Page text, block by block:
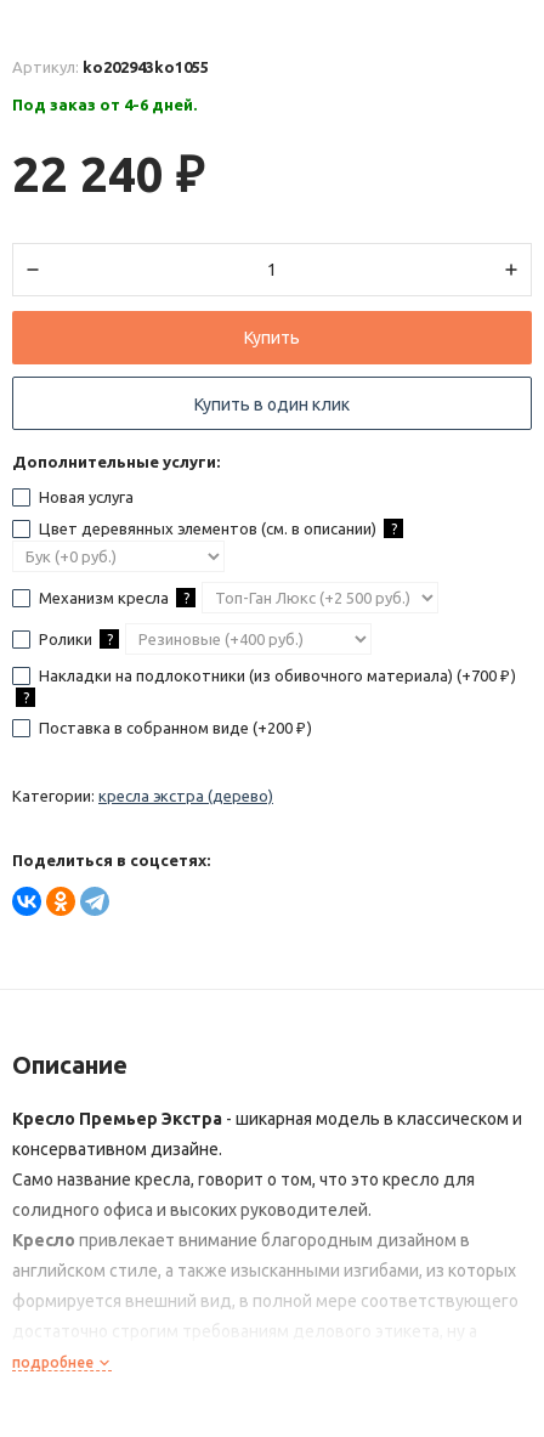
Артикул: ko202943 ko1055
Под заказ от 4-6 дней.
22 240 ₽
Купить
Купить в один клик
Дополнительные услуги:
Новая услуга
Цвет деревянных элементов (см. в описании)
?
Механизм кресла ?
Ролики ?
Накладки на подлокотники (из обивочного материала) (+700 ₽ )
?
Поставка в собранном виде (+200 ₽ )
Категории: кресла экстра (дерево)
Поделиться в соцсетях:
Описание
Кресло Премьер Экстра - шикарная модель в классическом и
консервативном дизайне.
Само название кресла, говорит о том, что это кресло для
солидного офиса и высоких руководителей.
Кресло привлекает внимание благородным дизайном в
английском стиле, а также изысканными изгибами, из которых
формируется внешний вид, в полной мере соответствующего
достаточно строгим требованиям делового этикета, ну а
владелец кабинета, достигший своего высокого положения,
подробнее